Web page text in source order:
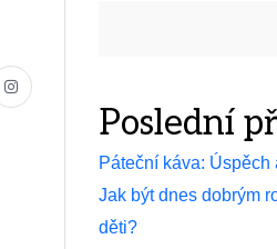
Poslední
Páteční káva: Úspěch
Jak být dnes dobrým
děti?